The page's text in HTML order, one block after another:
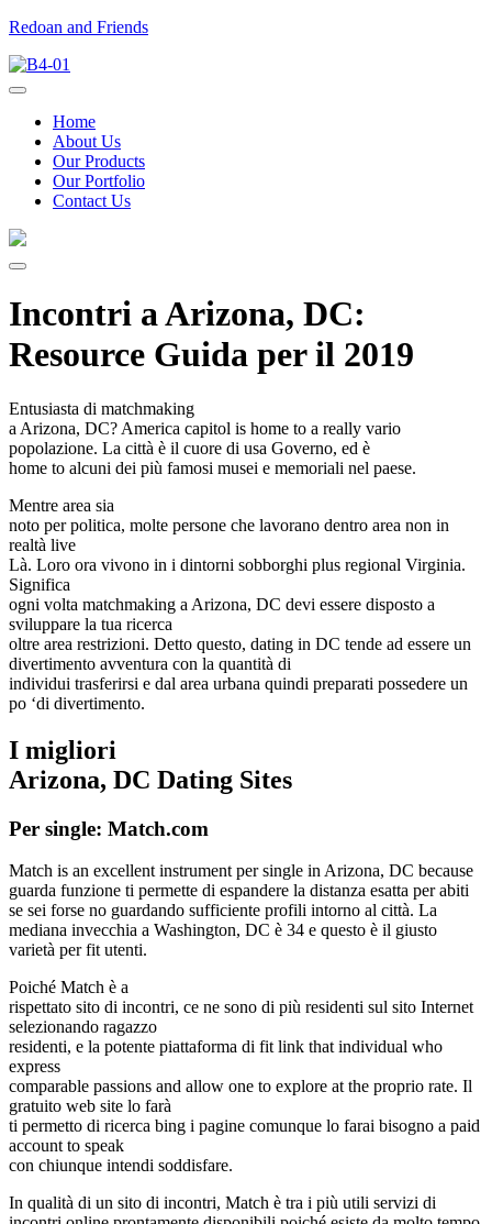
Redoan and Friends
Home
About Us
Our Products
Our Portfolio
Contact Us
Incontri a Arizona, DC:
Resource Guida per il 2019
Entusiasta di matchmaking
a Arizona, DC? America capitol is home to a really vario
popolazione. La città è il cuore di usa Governo, ed è
home to alcuni dei più famosi musei e memoriali nel paese.
Mentre area sia
noto per politica, molte persone che lavorano dentro area non in
realtà live
Là. Loro ora vivono in i dintorni sobborghi plus regional Virginia.
Significa
ogni volta matchmaking a Arizona, DC devi essere disposto a
sviluppare la tua ricerca
oltre area restrizioni. Detto questo, dating in DC tende ad essere un
divertimento avventura con la quantità di
individui trasferirsi e dal area urbana quindi preparati possedere un
po ‘di divertimento.
I migliori
Arizona, DC Dating Sites
Per single: Match.com
Match is an excellent instrument per single in Arizona, DC because
guarda funzione ti permette di espandere la distanza esatta per abiti
se sei forse no guardando sufficiente profili intorno al città. La
mediana invecchia a Washington, DC è 34 e questo è il giusto
varietà per fit utenti.
Poiché Match è a
rispettato sito di incontri, ce ne sono di più residenti sul sito Internet
selezionando ragazzo
residenti, e la potente piattaforma di fit link that individual who
express
comparable passions and allow one to explore at the proprio rate. Il
gratuito web site lo farà
ti permetto di ricerca bing i pagine comunque lo farai bisogno a paid
account to speak
con chiunque intendi soddisfare.
In qualità di un sito di incontri, Match è tra i più utili servizi di